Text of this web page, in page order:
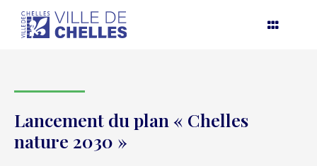
contenu
Lancement du plan « Chelles
nature 2030 »